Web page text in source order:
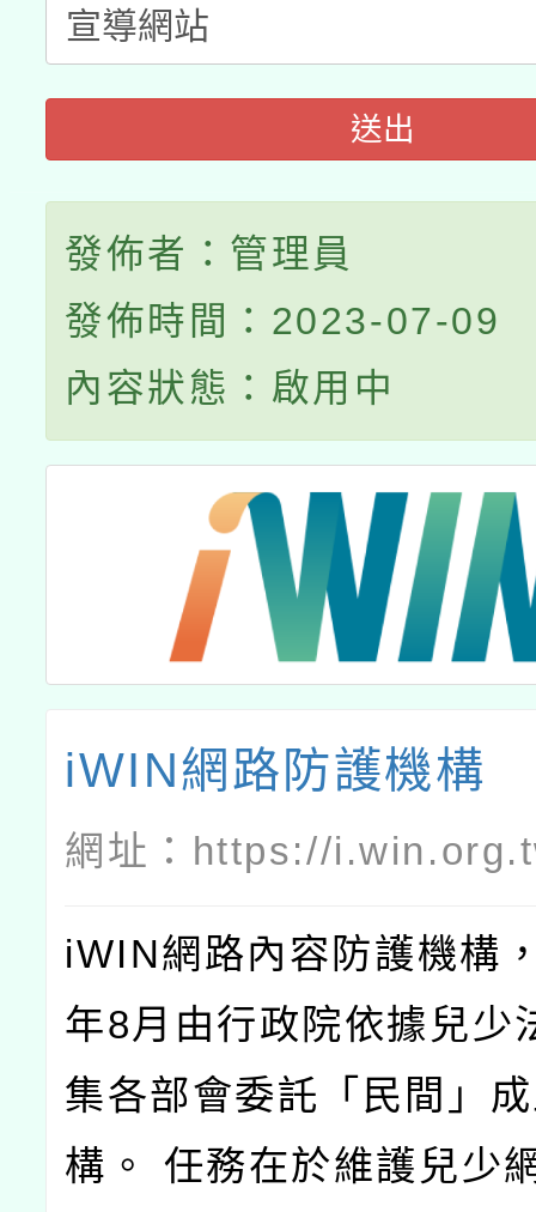
送出
發佈者：管理員
發佈時間：2023-07-09
內容狀態：啟用中
iWIN網路防護機構
網址： https://
iWIN網路內容防護機構
年8月由行政院依據兒少
集各部會委託「民間」
構。 任務在於維護兒少